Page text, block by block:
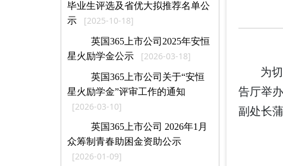
毕业生评选及省优大拟推荐名单公
示
[2025-10-18]
英国365上市公司2025年安恒
星火励学金公示
[2026-03-18]
英国365上市公司关于“安恒
星火励学金”评审工作的通知
[2026-03-10]
英国365上市公司 2026年1月
众筹制青春助困金资助公示
[2026-01-09]
为
告厅举
副处长